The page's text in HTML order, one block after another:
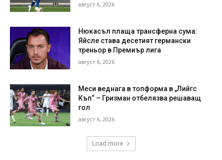
август 6, 2026
Нюкасъл плаща трансферна сума:
Яйсле става десетият германски
треньор в Премиър лига
август 6, 2026
Меси веднага в топформа в „Лийгс
Къп“ – Гризман отбелязва решаващ
гол
август 6, 2026
Load more